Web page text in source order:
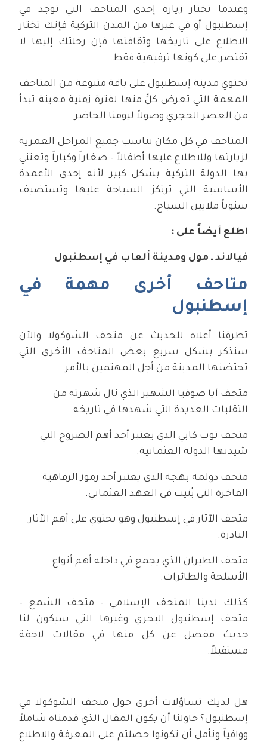
وعندما تختار زيارة إحدى المتاحف التي توجد في
إسطنبول أو في غيرها من المدن التركية فإنك تختار
الاطلاع على تاريخها وثقافتها فإن رحلتك إليها لا
تقتصر على كونها ترفيهية فقط.
تحتوي مدينة إسطنبول على باقة متنوعة من المتاحف
المهمة التي تعرض كلٍّ منها لفترة زمنية معينة تبدأ
من العصر الحجري وصولاً ليومنا الحاضر.
المتاحف في كل مكان تناسب جميع المراحل العمرية
لزيارتها وللاطلاع عليها أطفالاً – صغاراً وكباراً وتعتني
بها الدولة التركية بشكل كبير لأنه إحدى الأعمدة
الأساسية التي ترتكز السياحة عليها وتستضيف
سنوياً ملايين السياح.
اطلع أيضاً على :
فيالاند ـ مول ومدينة ألعاب في إسطنبول
متاحف أخرى مهمة في
إسطنبول
تطرقنا أعلاه للحديث عن متحف الشوكولا والآن
سنذكر بشكل سريع بعض المتاحف الأخرى التي
تحتضنها المدينة من أجل المهتمين بالأمر.
متحف آيا صوفيا الشهير الذي نال شهرته من
التقلبات العديدة التي شهدها في تاريخه.
متحف توب كابي الذي يعتبر أحد أهم الصروح التي
شيدتها الدولة العثمانية.
متحف دولمة بهجة الذي يعتبر أحد رموز الرفاهية
الفاخرة التي بُنيت في العهد العثماني.
متحف الآثار في إسطنبول وهو يحتوي على أهم الآثار
النادرة.
متحف الطيران الذي يجمع في داخله أهم أنواع
الأسلحة والطائرات.
كذلك لدينا المتحف الإسلامي – متحف الشمع –
متحف إسطنبول البحري وغيرها التي سيكون لنا
حديث مفصل عن كل منها في مقالات لاحقة
مستقبلاً.
هل لديك تساؤلات أخرى حول متحف الشوكولا في
إسطنبول؟ حاولنا أن يكون المقال الذي قدمناه شاملاً
ووافياً ونأمل أن تكونوا حصلتم على المعرفة والاطلاع